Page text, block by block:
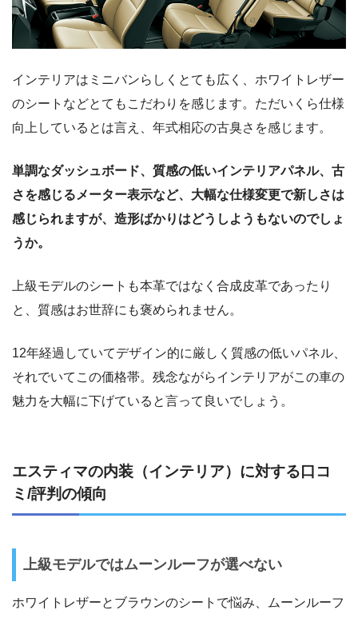
インテリアはミニバンらしくとても広く、ホワイトレザー
のシートなどとてもこだわりを感じます。ただいくら仕様
向上しているとは言え、年式相応の古臭さを感じます。
単調なダッシュボード、質感の低いインテリアパネル、古
さを感じるメーター表示など、大幅な仕様変更で新しさは
感じられますが、造形ばかりはどうしようもないのでしょ
うか。
上級モデルのシートも本革ではなく合成皮革であったり
と、質感はお世辞にも褒められません。
12年経過していてデザイン的に厳しく質感の低いパネル、
それでいてこの価格帯。残念ながらインテリアがこの車の
魅力を大幅に下げていると言って良いでしょう。
エスティマの内装（インテリア）に対する口コ
ミ/評判の傾向
上級モデルではムーンルーフが選べない
ホワイトレザーとブラウンのシートで悩み、ムーンルーフ